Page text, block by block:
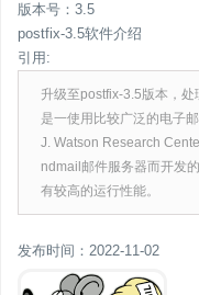
版本号：3.5
postfix-3.5软件介绍
引用:
升级至postfix-3.5版本，
是一使用比较广泛的电子
J. Watson Research
ndmail邮件服务器而开发
有较高的运行性能。
发布时间：2022-11-02